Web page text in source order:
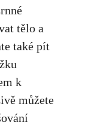
tělo a
také pít
k
můžete